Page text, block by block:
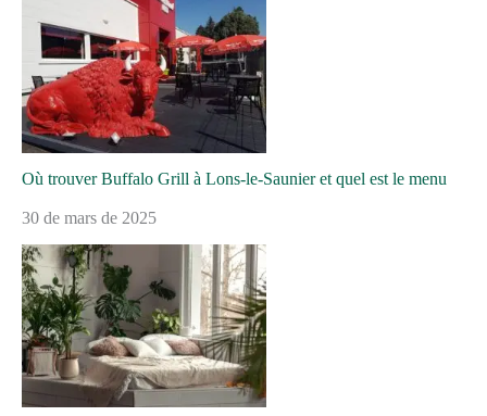
Où trouver Buffalo Grill à Lons-le-Saunier et quel est le menu
30 de mars de 2025